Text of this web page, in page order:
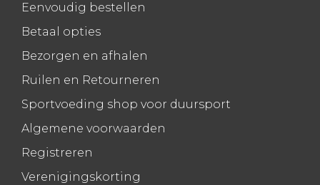
Eenvoudig bestellen
Betaal opties
Bezorgen en afhalen
Ruilen en Retourneren
Sportvoeding shop voor duursport
Algemene voorwaarden
Registreren
Verenigingskorting